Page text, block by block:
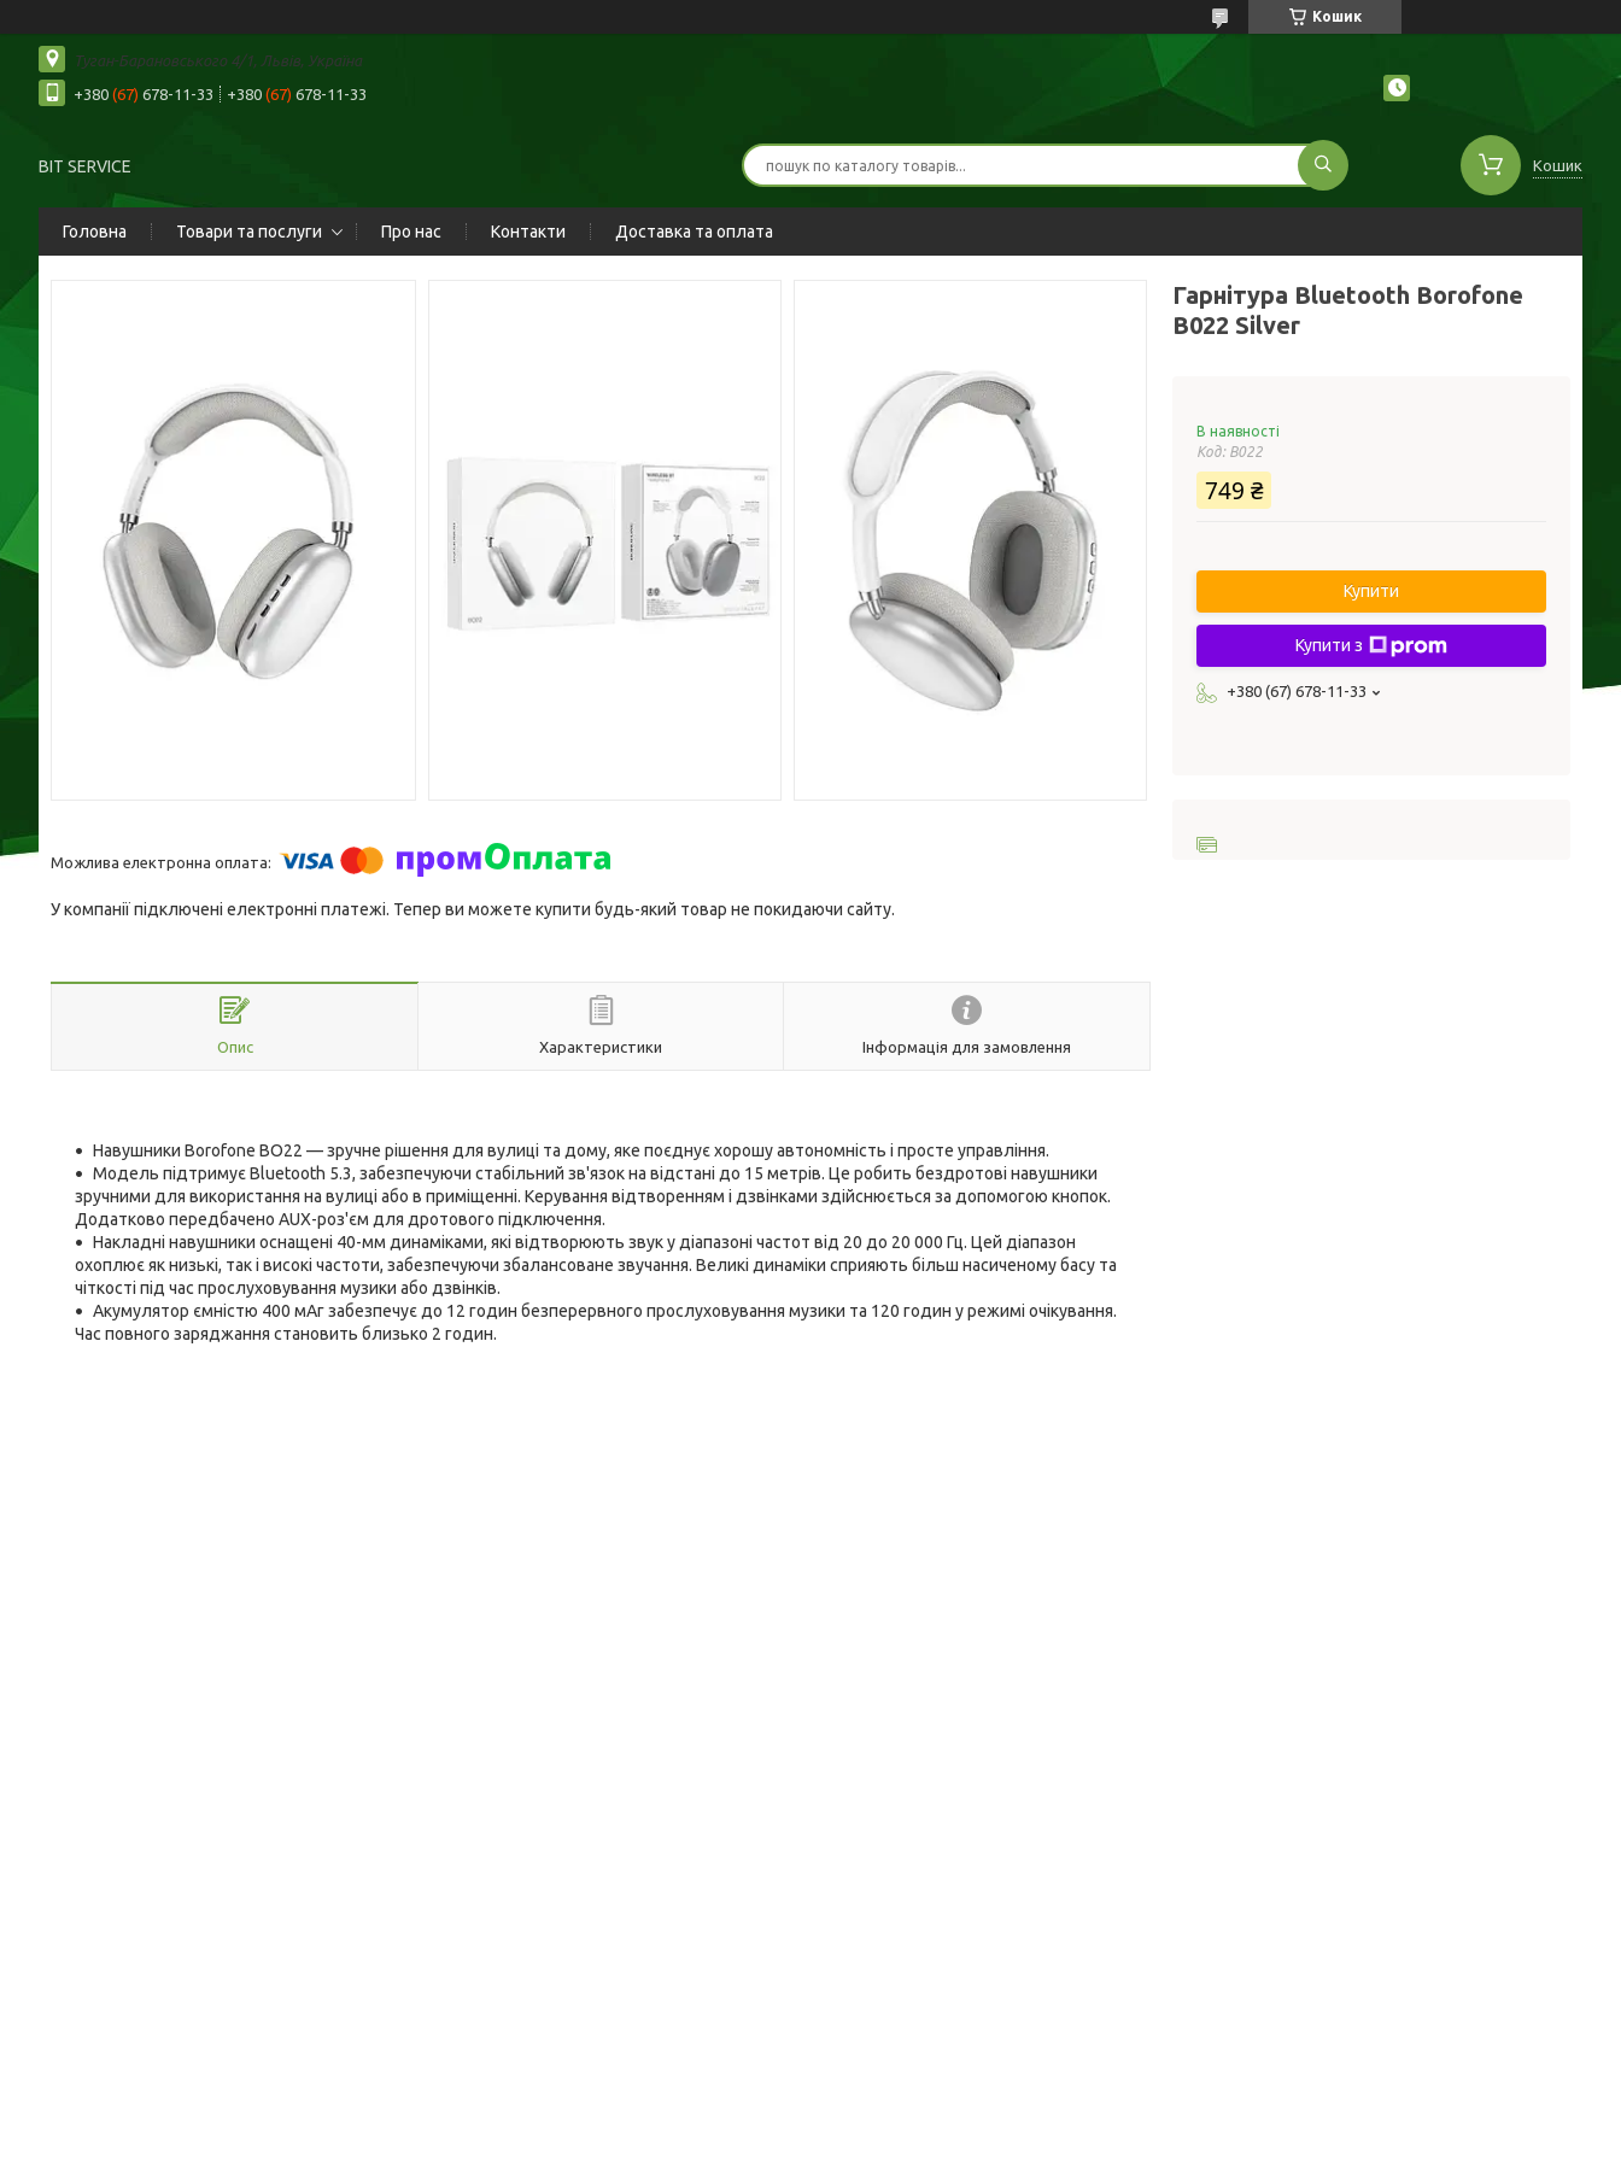
Кошик
Туган-Барановського 4/1, Львів, Україна
+380 (67) 678-11-33 +380 (67) 678-11-33
BIT SERVICE Кошик
Головна Товари та послуги Про нас Контакти Доставка та оплата
У компанії підключені електронні платежі. Тепер ви можете купити будь-який товар не покидаючи сайту.
Опис Характеристики Інформація для замовлення
Навушники Borofone BO22 — зручне рішення для вулиці та дому, яке поєднує хорошу автономність і просте управління.
Модель підтримує Bluetooth 5.3, забезпечуючи стабільний зв'язок на відстані до 15 метрів. Це робить бездротові навушники
зручними для використання на вулиці або в приміщенні. Керування відтворенням і дзвінками здійснюється за допомогою кнопок.
Додатково передбачено AUX-роз'єм для дротового підключення.
Накладні навушники оснащені 40-мм динаміками, які відтворюють звук у діапазоні частот від 20 до 20 000 Гц. Цей діапазон
охоплює як низькі, так і високі частоти, забезпечуючи збалансоване звучання. Великі динаміки сприяють більш насиченому басу та
чіткості під час прослуховування музики або дзвінків.
Акумулятор ємністю 400 мАг забезпечує до 12 годин безперервного прослуховування музики та 120 годин у режимі очікування.
Час повного заряджання становить близько 2 годин.
Гарнітура Bluetooth Borofone
B022 Silver
В наявності
Код: B022
749 ₴
Купити
Купити з
+380 (67) 678-11-33